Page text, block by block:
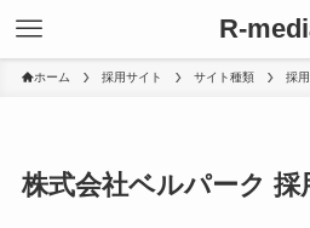
R-
ホーム 採用サイト サイト種類 採
株式会社ベルパーク 採